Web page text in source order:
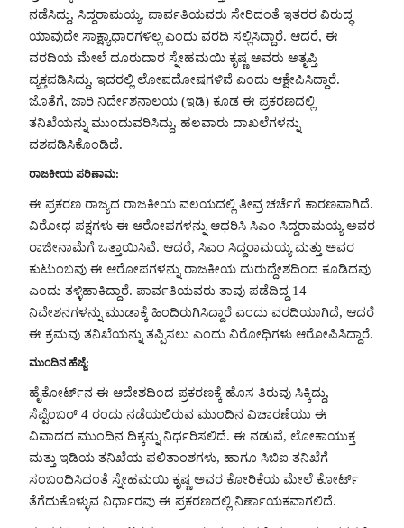
ನಡೆಸಿದ್ದು, ಸಿದ್ದರಾಮಯ್ಯ, ಪಾರ್ವತಿಯವರು ಸೇರಿದಂತೆ ಇತರರ ವಿರುದ್ಧ
ಯಾವುದೇ ಸಾಕ್ಷ್ಯಾಧಾರಗಳಿಲ್ಲ ಎಂದು ವರದಿ ಸಲ್ಲಿಸಿದ್ದಾರೆ. ಆದರೆ, ಈ
ವರದಿಯ ಮೇಲೆ ದೂರುದಾರ ಸ್ನೇಹಮಯಿ ಕೃಷ್ಣ ಅವರು ಅತೃಪ್ತಿ
ವ್ಯಕ್ತಪಡಿಸಿದ್ದು, ಇದರಲ್ಲಿ ಲೋಪದೋಷಗಳಿವೆ ಎಂದು ಆಕ್ಷೇಪಿಸಿದ್ದಾರೆ.
ಜೊತೆಗೆ, ಜಾರಿ ನಿರ್ದೇಶನಾಲಯ (ಇಡಿ) ಕೂಡ ಈ ಪ್ರಕರಣದಲ್ಲಿ
ತನಿಖೆಯನ್ನು ಮುಂದುವರಿಸಿದ್ದು, ಹಲವಾರು ದಾಖಲೆಗಳನ್ನು
ವಶಪಡಿಸಿಕೊಂಡಿದೆ.
ರಾಜಕೀಯ ಪರಿಣಾಮ:
ಈ ಪ್ರಕರಣ ರಾಜ್ಯದ ರಾಜಕೀಯ ವಲಯದಲ್ಲಿ ತೀವ್ರ ಚರ್ಚೆಗೆ ಕಾರಣವಾಗಿದೆ.
ವಿರೋಧ ಪಕ್ಷಗಳು ಈ ಆರೋಪಗಳನ್ನು ಆಧರಿಸಿ ಸಿಎಂ ಸಿದ್ದರಾಮಯ್ಯ ಅವರ
ರಾಜೀನಾಮೆಗೆ ಒತ್ತಾಯಿಸಿವೆ. ಆದರೆ, ಸಿಎಂ ಸಿದ್ದರಾಮಯ್ಯ ಮತ್ತು ಅವರ
ಕುಟುಂಬವು ಈ ಆರೋಪಗಳನ್ನು ರಾಜಕೀಯ ದುರುದ್ದೇಶದಿಂದ ಕೂಡಿದವು
ಎಂದು ತಳ್ಳಿಹಾಕಿದ್ದಾರೆ. ಪಾರ್ವತಿಯವರು ತಾವು ಪಡೆದಿದ್ದ 14
ನಿವೇಶನಗಳನ್ನು ಮುಡಾಕ್ಕೆ ಹಿಂದಿರುಗಿಸಿದ್ದಾರೆ ಎಂದು ವರದಿಯಾಗಿದೆ, ಆದರೆ
ಈ ಕ್ರಮವು ತನಿಖೆಯನ್ನು ತಪ್ಪಿಸಲು ಎಂದು ವಿರೋಧಿಗಳು ಆರೋಪಿಸಿದ್ದಾರೆ.
ಮುಂದಿನ ಹೆಜ್ಜೆ:
ಹೈಕೋರ್ಟ್‌ನ ಈ ಆದೇಶದಿಂದ ಪ್ರಕರಣಕ್ಕೆ ಹೊಸ ತಿರುವು ಸಿಕ್ಕಿದ್ದು,
ಸೆಪ್ಟೆಂಬರ್ 4 ರಂದು ನಡೆಯಲಿರುವ ಮುಂದಿನ ವಿಚಾರಣೆಯು ಈ
ವಿವಾದದ ಮುಂದಿನ ದಿಕ್ಕನ್ನು ನಿರ್ಧರಿಸಲಿದೆ. ಈ ನಡುವೆ, ಲೋಕಾಯುಕ್ತ
ಮತ್ತು ಇಡಿಯ ತನಿಖೆಯ ಫಲಿತಾಂಶಗಳು, ಹಾಗೂ ಸಿಬಿಐ ತನಿಖೆಗೆ
ಸಂಬಂಧಿಸಿದಂತೆ ಸ್ನೇಹಮಯಿ ಕೃಷ್ಣ ಅವರ ಕೋರಿಕೆಯ ಮೇಲೆ ಕೋರ್ಟ್
ತೆಗೆದುಕೊಳ್ಳುವ ನಿರ್ಧಾರವು ಈ ಪ್ರಕರಣದಲ್ಲಿ ನಿರ್ಣಾಯಕವಾಗಲಿದೆ.